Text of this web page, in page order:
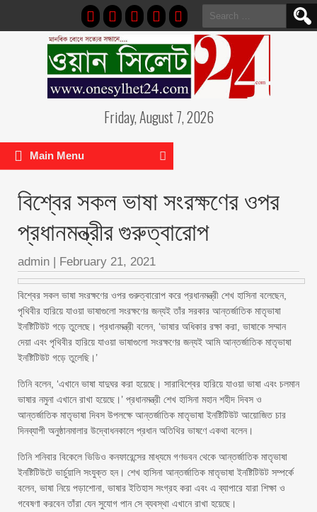
Search
for:
Friday, August 7, 2026
Main Menu
বিশ্বের সকল ভাষা সংরক্ষণের ওপর
প্রধানমন্ত্রীর গুরুত্বারোপ
admin | February 21, 2021
বিশ্বের সকল ভাষা সংরক্ষণের ওপর গুরুত্বারোপ করে প্রধানমন্ত্রী শেখ হাসিনা বলেছেন,
পৃথিবীর হারিয়ে যাওয়া ভাষাগুলো সংরক্ষণের জন্যই তাঁর সরকার আন্তর্জাতিক মাতৃভাষা
ইনষ্টিটিউট গড়ে তুলেছে। প্রধানমন্ত্রী বলেন, ‘ভাষার অধিকার রক্ষা করা, ভাষাকে সম্মান
দেয়া এবং পৃথিবীর হারিয়ে যাওয়া ভাষাগুলো সংরক্ষণের জন্যই আমি আন্তর্জাতিক মাতৃভাষা
ইনষ্টিটিউট গড়ে তুলেছি।’
তিনি বলেন, ‘এখানে ভাষা যাদুঘর করা হয়েছে। সারাবিশ্বের হারিয়ে যাওয়া ভাষা এবং চলমান
ভাষার নমুনা এখানে রাখা হয়েছে।’ প্রধানমন্ত্রী শেখ হাসিনা মহান শহীদ দিবস ও
আন্তর্জাতিক মাতৃভাষা দিবস উপলক্ষে আন্তর্জাতিক মাতৃভাষা ইনষ্টিটিউট আয়োজিত চার
দিনব্যাপী অনুষ্ঠানমালার উদ্বোধনকালে প্রধান অতিথির ভাষণে একথা বলেন।
তিনি শনিবার বিকেলে ভিডিও কনফারেন্সের মাধ্যমে গণভবন থেকে আন্তর্জাতিক মাতৃভাষা
ইনষ্টিটিউটে ভার্চুয়ালি সংযুক্ত হন। শেখ হাসিনা আন্তর্জাতিক মাতৃভাষা ইনষ্টিটিউট সম্পর্কে
বলেন, ভাষা নিয়ে পড়াশোনা, ভাষার ইতিহাস সংগ্রহ করা এবং এ ব্যাপারে যারা শিক্ষা ও
গবেষণা করবেন তাঁরা যেন সুযোগ পান সে ব্যবস্থা এখানে রাখা হয়েছে।